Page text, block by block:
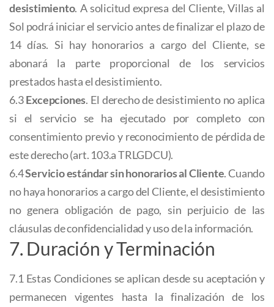
desistimiento. A solicitud expresa del Cliente, Villas al
Sol podrá iniciar el servicio antes de finalizar el plazo de
14 días. Si hay honorarios a cargo del Cliente, se
abonará la parte proporcional de los servicios
prestados hasta el desistimiento.
6.3Excepciones. El derecho de desistimiento no aplica
si el servicio se ha ejecutado por completo con
consentimiento previo y reconocimiento de pérdida de
este derecho (art. 103.a TRLGDCU).
6.4Servicio estándar sin honorarios al Cliente. Cuando
no haya honorarios a cargo del Cliente, el desistimiento
no genera obligación de pago, sin perjuicio de las
cláusulas de confidencialidad y uso de la información.
7. Duración y Terminación
7.1 Estas Condiciones se aplican desde su aceptación y
permanecen vigentes hasta la finalización de los